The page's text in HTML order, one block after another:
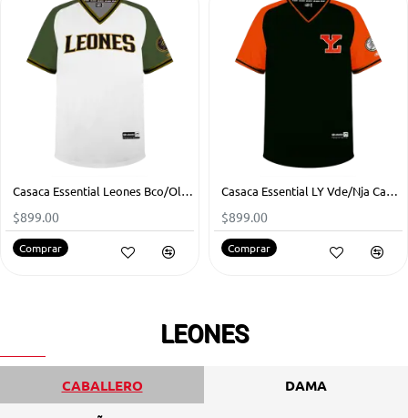
Casaca Essential Leones Bco/Olivo Caballero
$899.00
Comprar
Casaca Essential LY Vde/Nja Caballero
$899.00
Comprar
LEONES
CABALLERO DAMA